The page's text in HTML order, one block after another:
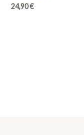
Rated
0
24,90€